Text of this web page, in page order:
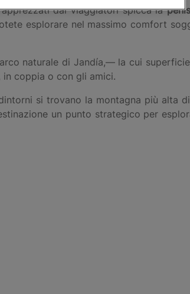
dai viaggiatori spicca la
esplorare nel massimo comfort
naturale di Jandía,— la cui
in coppia o con gli amici.
si trovano la montagna più alta
un punto strategico per